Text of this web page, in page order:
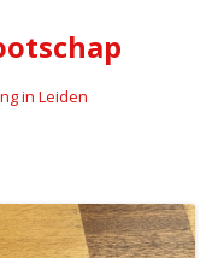
in Leiden
naar de inhoud